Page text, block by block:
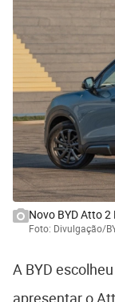
Novo BYD Atto 2
Foto: Divulgação/
A BYD
apresentar o